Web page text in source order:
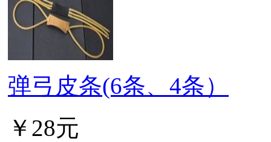
弹弓皮条(6条、4条）
￥28元